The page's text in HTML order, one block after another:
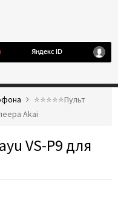
⭐️⭐️⭐️⭐️⭐️Пульт
Akai
VS-P9 для